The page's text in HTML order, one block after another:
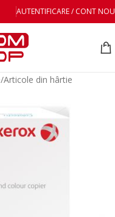
AUTENTIFICARE / CONT NOU
/Articole din hârtie